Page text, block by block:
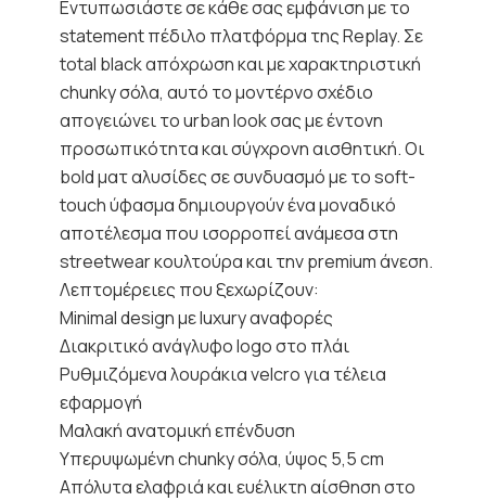
Εντυπωσιάστε σε κάθε σας εμφάνιση με το
statement πέδιλο πλατφόρμα της Replay. Σε
total black απόχρωση και με χαρακτηριστική
chunky σόλα, αυτό το μοντέρνο σχέδιο
απογειώνει το urban look σας με έντονη
προσωπικότητα και σύγχρονη αισθητική. Οι
bold ματ αλυσίδες σε συνδυασμό με το soft-
touch ύφασμα δημιουργούν ένα μοναδικό
αποτέλεσμα που ισορροπεί ανάμεσα στη
streetwear κουλτούρα και την premium άνεση.
Λεπτομέρειες που ξεχωρίζουν:
Minimal design με luxury αναφορές
Διακριτικό ανάγλυφο logo στο πλάι
Ρυθμιζόμενα λουράκια velcro για τέλεια
εφαρμογή
Μαλακή ανατομική επένδυση
Υπερυψωμένη chunky σόλα, ύψος 5,5 cm
Απόλυτα ελαφριά και ευέλικτη αίσθηση στο